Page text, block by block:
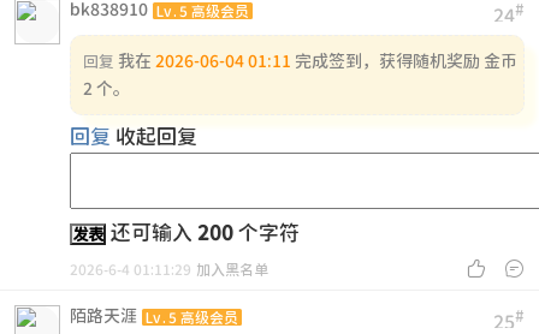
24#
bk838910 Lv.5 高级会员
回复 我在 2026-06-04 01:11 完成签到，获得随机奖励 金币
2 个。
回复 收起回复
发表 还可输入 200 个字符
 
2026-6-4 01:11:29 加入黑名单
25#
陌路天涯 Lv.5 高级会员